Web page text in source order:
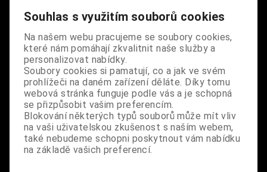
Cena s DPH: 290 Kč
Dodání dny:skladem
ks
Koupit
Tabulky velikostí: zde
Výrobce:import UK
Katalogové číslo: DOWGKRABPUS1504
Záruka (měsíců):24
Dotaz na výrobek
Tisk
Souhlas s využitím souborů cookies
Na našem webu pracujeme se soubory cookies,
které nám pomáhají zkvalitnit naše služby a
personalizovat nabídky.
Soubory cookies si pamatují, co a jak ve svém
prohlížeči na daném zařízení děláte. Díky tomu
webová stránka funguje podle vás a je schopná
se přizpůsobit vašim preferencím.
Blokování některých typů souborů může mít vliv
na vaši uživatelskou zkušenost s naším webem,
také nebudeme schopni poskytnout vám nabídku
na základě vašich preferencí.